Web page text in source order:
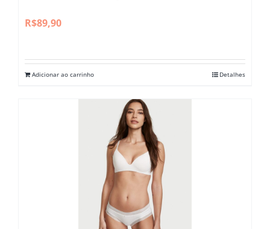
R$89,90
Adicionar ao carrinho Detalhes